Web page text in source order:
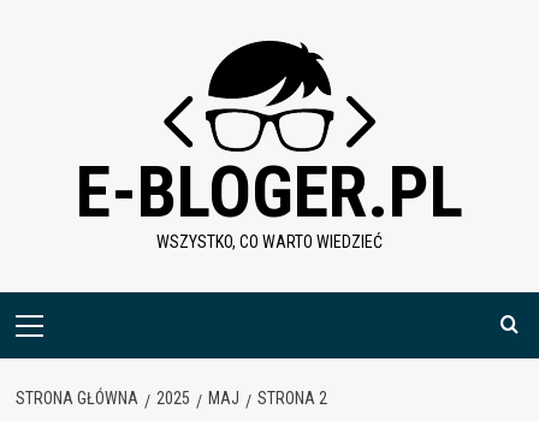
E-BLOGER.PL
WSZYSTKO, CO WARTO WIEDZIEĆ
Menu
STRONA GŁÓWNA 2025 MAJ STRONA 2